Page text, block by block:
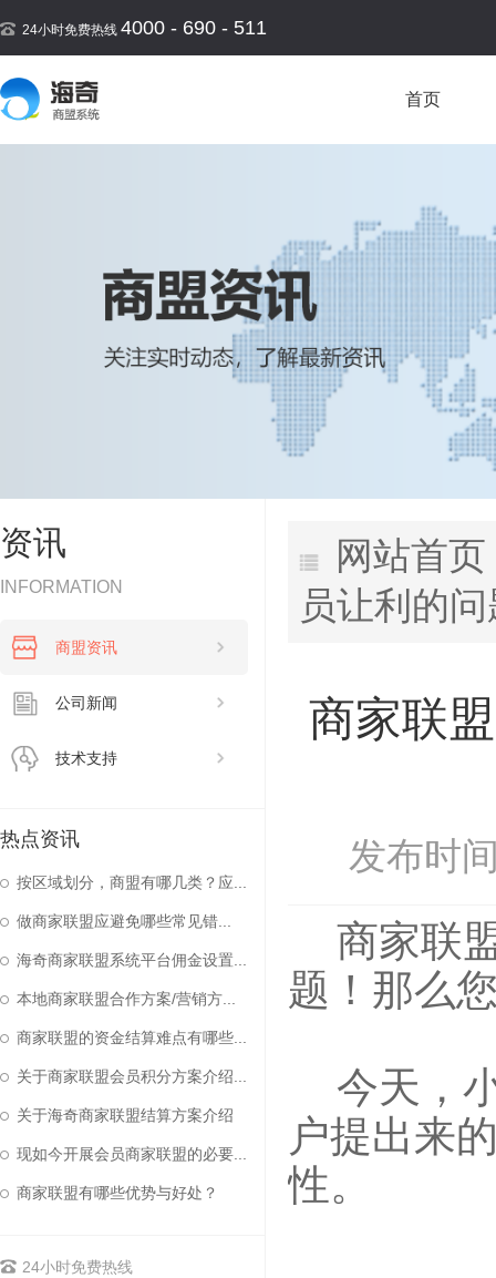
24小时免费热线 4000 - 690 - 511
首页
资讯
INFORMATION
商盟资讯
公司新闻
技术支持
热点资讯
按区域划分，商盟有哪几类？应...
做商家联盟应避免哪些常见错...
海奇商家联盟系统平台佣金设置...
本地商家联盟合作方案/营销方...
商家联盟的资金结算难点有哪些...
关于商家联盟会员积分方案介绍...
关于海奇商家联盟结算方案介绍
现如今开展会员商家联盟的必要...
商家联盟有哪些优势与好处？
24小时免费热线
网站首页
员让利的
商家联
发布时
商家联
题！那么
今天，
户提出来
性。